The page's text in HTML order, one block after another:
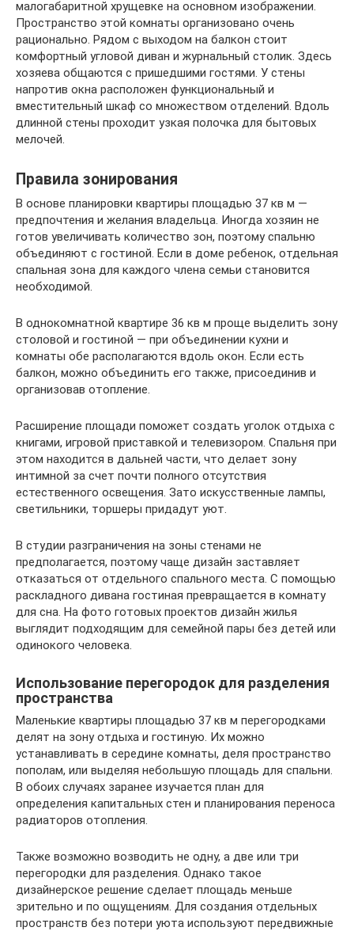
малогабаритной хрущевке на основном изображении.
Пространство этой комнаты организовано очень
рационально. Рядом с выходом на балкон стоит
комфортный угловой диван и журнальный столик. Здесь
хозяева общаются с пришедшими гостями. У стены
напротив окна расположен функциональный и
вместительный шкаф со множеством отделений. Вдоль
длинной стены проходит узкая полочка для бытовых
мелочей.
Правила зонирования
В основе планировки квартиры площадью 37 кв м —
предпочтения и желания владельца. Иногда хозяин не
готов увеличивать количество зон, поэтому спальню
объединяют с гостиной. Если в доме ребенок, отдельная
спальная зона для каждого члена семьи становится
необходимой.
В однокомнатной квартире 36 кв м проще выделить зону
столовой и гостиной — при объединении кухни и
комнаты обе располагаются вдоль окон. Если есть
балкон, можно объединить его также, присоединив и
организовав отопление.
Расширение площади поможет создать уголок отдыха с
книгами, игровой приставкой и телевизором. Спальня при
этом находится в дальней части, что делает зону
интимной за счет почти полного отсутствия
естественного освещения. Зато искусственные лампы,
светильники, торшеры придадут уют.
В студии разграничения на зоны стенами не
предполагается, поэтому чаще дизайн заставляет
отказаться от отдельного спального места. С помощью
раскладного дивана гостиная превращается в комнату
для сна. На фото готовых проектов дизайн жилья
выглядит подходящим для семейной пары без детей или
одинокого человека.
Использование перегородок для разделения
пространства
Маленькие квартиры площадью 37 кв м перегородками
делят на зону отдыха и гостиную. Их можно
устанавливать в середине комнаты, деля пространство
пополам, или выделяя небольшую площадь для спальни.
В обоих случаях заранее изучается план для
определения капитальных стен и планирования переноса
радиаторов отопления.
Также возможно возводить не одну, а две или три
перегородки для разделения. Однако такое
дизайнерское решение сделает площадь меньше
зрительно и по ощущениям. Для создания отдельных
пространств без потери уюта используют передвижные